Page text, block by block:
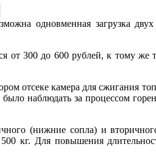
одновменная загрузка
от 300 до 600 рублей, к тому же
отсеке камера для сжигания
наблюдать за процессом
(нижние сопла) и
кг. Для повышения